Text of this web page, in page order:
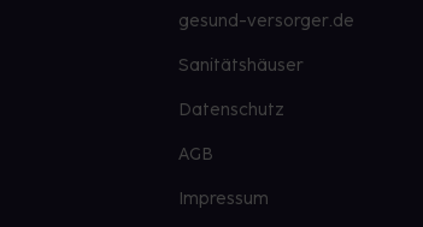
gesund-versorger.de
Sanitätshäuser
Datenschutz
AGB
Impressum